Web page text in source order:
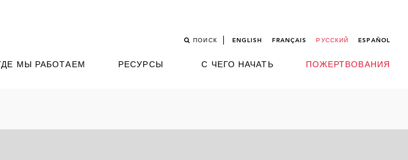
ПОИСК ENGLISH FRANÇAIS РУССКИЙ ESPAÑOL
ГДЕ МЫ РАБОТАЕМ РЕСУРСЫ С ЧЕГО НАЧАТЬ ПОЖЕРТВОВАНИЯ